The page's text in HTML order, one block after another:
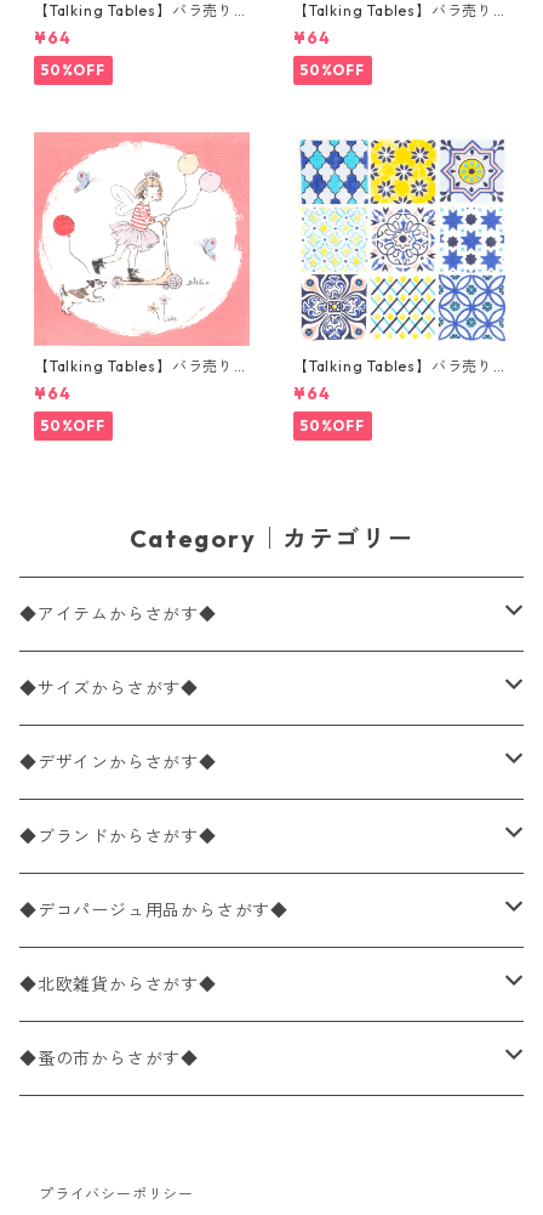
【Talking Tables】バラ売り1
枚 ランチサイズ ペーパーナプ
キン Alice in Wonderland ピ
ンク
¥64
50%OFF
【Talking Tables】バラ売り1
枚 ランチサイズ ペーパーナプ
キン Playful Pierre ホワイトx
ブルー
¥64
50%OFF
【Talking Tables】バラ売り1
枚 ランチサイズ ペーパーナプ
キン Tilly & Tigg Pink コーラ
ル
¥64
50%OFF
【Talking Tables】バラ売り1
枚 ランチサイズ ペーパーナプ
キン Moroccan Souk Tile Blu
e ホワイト モロッカンタイル
¥64
50%OFF
Category｜カテゴリー
◆アイテムからさがす◆
ペーパーナプキン2枚バラ売り
ペーパーナプキン1枚バラ売り
ペーパーナプキン20枚入りパック
ペーパーナプキン10枚入りパック
ライスペーパー
ペーパーリネンナプキン
ワックスペーパー
◆サイズからさがす◆
33×33cm（ランチサイズ）
バラ売り
パック売り
25×25cm（カクテルサイズ）
バラ売り
パック売り
40×40cm（ディナーサイズ）
バラ売り
パック売り
21×21cm（ポケットサイズ）
バラ売り
33cm（ラウンド）
◆デザインからさがす◆
花柄
植物・グリーン柄
動物・鳥・昆虫・蝶柄
海・魚柄
食べ物・フルーツ・野菜・ドリンク柄
◆ブランドからさがす◆
ドイツ製 IHR/イア
ランチサイズ
カクテルサイズ
ドイツ製 Ambiente/アンビエンテ
ランチサイズ
ドイツ製 Paperproducts Design
カクテルサイズ
ランチサイズ
ドイツ製 ti-flair/ティーフレア
◆デコパージュ用品からさがす◆
デコパージュ液
デコパージュ下地
デコパージュはさみ
◆北欧雑貨からさがす◆
シリコンモールド
トレイ
◆蚤の市からさがす◆
北欧雑貨
プライバシーポリシー